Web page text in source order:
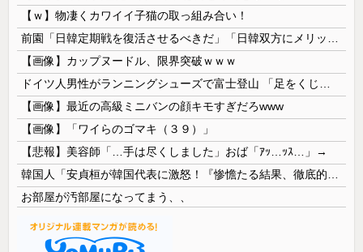
【ｗ】物凄くカワイイ子猫の取っ組み合い！
【画像】カップヌードル、限界突破ｗｗｗ
【画像】最近の高級ミニバンの顔キモすぎだろwww
【画像】「ワイらのゴマキ（３９）」
【悲報】美容師「…手は尽くしました」おば「ｱｯ…ｯｽ…」→
お部屋が汚部屋になってまう、、